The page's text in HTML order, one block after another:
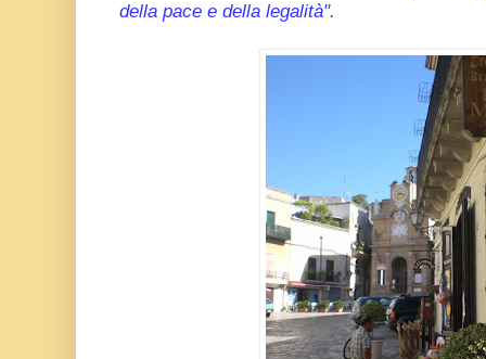
della pace e della legalità".